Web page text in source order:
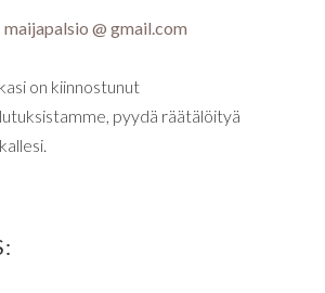
maijapalsio @ gmail.com
on kiinnostunut
pyydä räätälöityä